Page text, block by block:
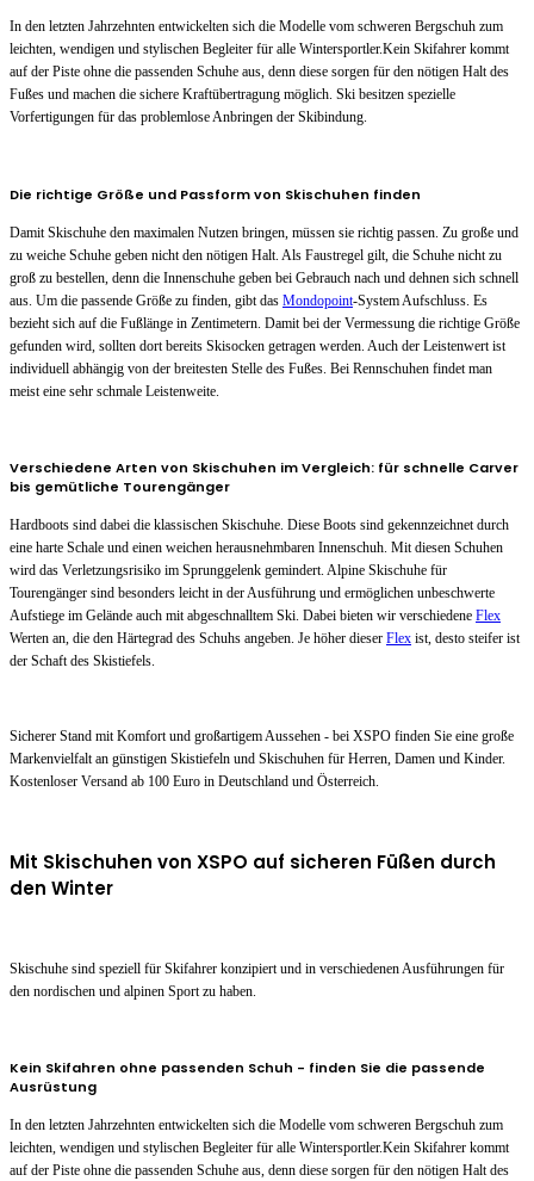
In den letzten Jahrzehnten entwickelten sich die Modelle vom schweren Bergschuh zum
leichten, wendigen und stylischen Begleiter für alle Wintersportler.Kein Skifahrer kommt
auf der Piste ohne die passenden Schuhe aus, denn diese sorgen für den nötigen Halt des
Fußes und machen die sichere Kraftübertragung möglich. Ski besitzen spezielle
Vorfertigungen für das problemlose Anbringen der Skibindung.
Die richtige Größe und Passform von Skischuhen finden
Damit Skischuhe den maximalen Nutzen bringen, müssen sie richtig passen. Zu große und
zu weiche Schuhe geben nicht den nötigen Halt. Als Faustregel gilt, die Schuhe nicht zu
groß zu bestellen, denn die Innenschuhe geben bei Gebrauch nach und dehnen sich schnell
aus. Um die passende Größe zu finden, gibt das Mondopoint-System Aufschluss. Es
bezieht sich auf die Fußlänge in Zentimetern. Damit bei der Vermessung die richtige Größe
gefunden wird, sollten dort bereits Skisocken getragen werden. Auch der Leistenwert ist
individuell abhängig von der breitesten Stelle des Fußes. Bei Rennschuhen findet man
meist eine sehr schmale Leistenweite.
Verschiedene Arten von Skischuhen im Vergleich: für schnelle Carver
bis gemütliche Tourengänger
Hardboots sind dabei die klassischen Skischuhe. Diese Boots sind gekennzeichnet durch
eine harte Schale und einen weichen herausnehmbaren Innenschuh. Mit diesen Schuhen
wird das Verletzungsrisiko im Sprunggelenk gemindert. Alpine Skischuhe für
Tourengänger sind besonders leicht in der Ausführung und ermöglichen unbeschwerte
Aufstiege im Gelände auch mit abgeschnalltem Ski. Dabei bieten wir verschiedene Flex
Werten an, die den Härtegrad des Schuhs angeben. Je höher dieser Flex ist, desto steifer ist
der Schaft des Skistiefels.
Sicherer Stand mit Komfort und großartigem Aussehen - bei XSPO finden Sie eine große
Markenvielfalt an günstigen Skistiefeln und Skischuhen für Herren, Damen und Kinder.
Kostenloser Versand ab 100 Euro in Deutschland und Österreich.
Mit Skischuhen von XSPO auf sicheren Füßen durch
den Winter
Skischuhe sind speziell für Skifahrer konzipiert und in verschiedenen Ausführungen für
den nordischen und alpinen Sport zu haben.
Kein Skifahren ohne passenden Schuh - finden Sie die passende
Ausrüstung
In den letzten Jahrzehnten entwickelten sich die Modelle vom schweren Bergschuh zum
leichten, wendigen und stylischen Begleiter für alle Wintersportler.Kein Skifahrer kommt
auf der Piste ohne die passenden Schuhe aus, denn diese sorgen für den nötigen Halt des